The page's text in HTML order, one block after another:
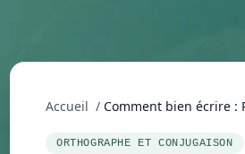
Accueil / Comment bien écrire :
ORTHOGRAPHE ET CONJUGAISON